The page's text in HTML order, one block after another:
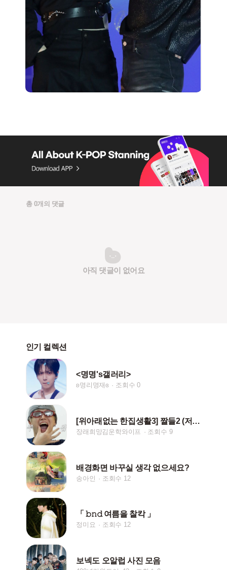
총 0개의 댓글
아직 댓글이 없어요
인기 컬렉션
<명명's갤러리>
ʚ명리명재ɞ 조회수 0
[위아래없는 한집생활3] 짤들2 (저장시 핱/댓)
장래희망김운학와이프 조회수 9
배경화면 바꾸실 생각 없으세요?
송아인 조회수 12
「 𝚋𝚗𝚍 여름을 찰칵 」
정미요 조회수 12
보넥도 오알럽 사진 모음